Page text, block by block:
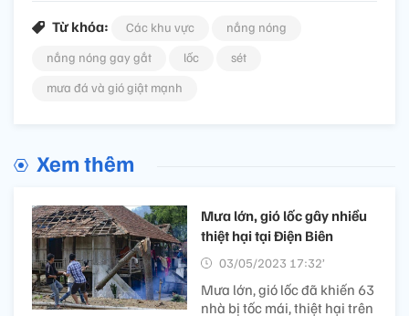
Từ khóa: Các khu vực
nắng nóng
nắng nóng gay gắt
lốc
sét
mưa đá và gió giật mạnh
Xem thêm
Mưa lớn, gió lốc gây nhiều
thiệt hại tại Điện Biên
03/05/2023 17:32’
Mưa lớn, gió lốc đã khiến 63
nhà bị tốc mái, thiệt hại trên